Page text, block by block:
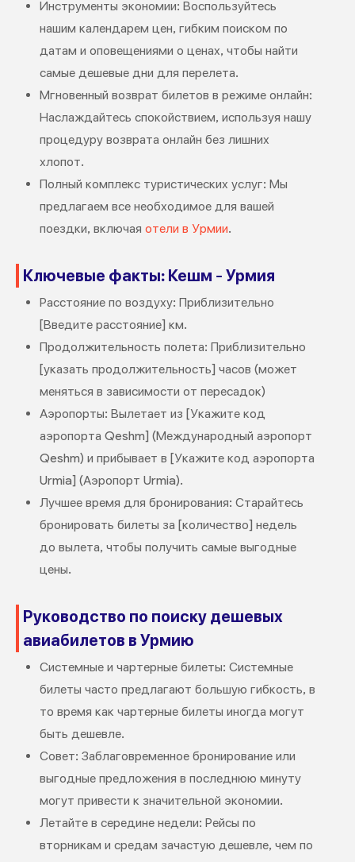
Инструменты экономии: Воспользуйтесь
нашим календарем цен, гибким поиском по
датам и оповещениями о ценах, чтобы найти
самые дешевые дни для перелета.
Мгновенный возврат билетов в режиме онлайн:
Наслаждайтесь спокойствием, используя нашу
процедуру возврата онлайн без лишних
хлопот.
Полный комплекс туристических услуг: Мы
предлагаем все необходимое для вашей
поездки, включая отели в Урмии.
Ключевые факты: Кешм - Урмия
Расстояние по воздуху: Приблизительно
[Введите расстояние] км.
Продолжительность полета: Приблизительно
[указать продолжительность] часов (может
меняться в зависимости от пересадок)
Аэропорты: Вылетает из [Укажите код
аэропорта Qeshm] (Международный аэропорт
Qeshm) и прибывает в [Укажите код аэропорта
Urmia] (Аэропорт Urmia).
Лучшее время для бронирования: Старайтесь
бронировать билеты за [количество] недель
до вылета, чтобы получить самые выгодные
цены.
Руководство по поиску дешевых
авиабилетов в Урмию
Системные и чартерные билеты: Системные
билеты часто предлагают большую гибкость, в
то время как чартерные билеты иногда могут
быть дешевле.
Совет: Заблаговременное бронирование или
выгодные предложения в последнюю минуту
могут привести к значительной экономии.
Летайте в середине недели: Рейсы по
вторникам и средам зачастую дешевле, чем по